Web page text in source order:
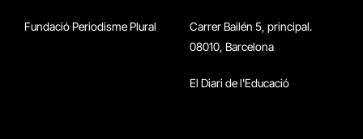
Fundació Periodisme Plural
Carrer Bailén 5, principal.
08010, Barcelona
El Diari de l'Educació